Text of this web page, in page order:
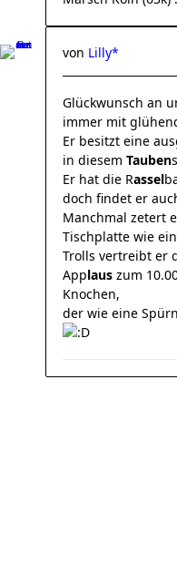
von Lilly*
Glückwunsch an
immer mit
Er besitzt eine
in diesem Tauben
Er hat die Rassel
doch findet er
Manchmal zetert
Tischplatte wie
Trolls vertreibt er
Applaus zum
Knochen,
der wie eine